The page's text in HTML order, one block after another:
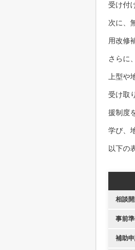
受け付
次に、
用改修
さらに
上型や
受け取
援制度
学び、
以下の
相談
事前
補助